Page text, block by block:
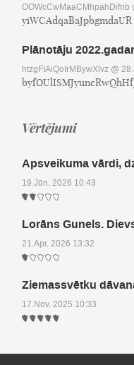
OOWcCwMaaCMhpahDifnb
yiWCAdqaBaJpbgmdaUR
Plānotāju
htzgFIAiQoIrMBywXlvz @
Vērtējumi
Apsveikuma vārdi,
19.Jūn, 2026 10:43
Lorāns Gunels.
21.Apr, 2026 13:32
Ziemassvētku
17.Nov, 2025 10:33